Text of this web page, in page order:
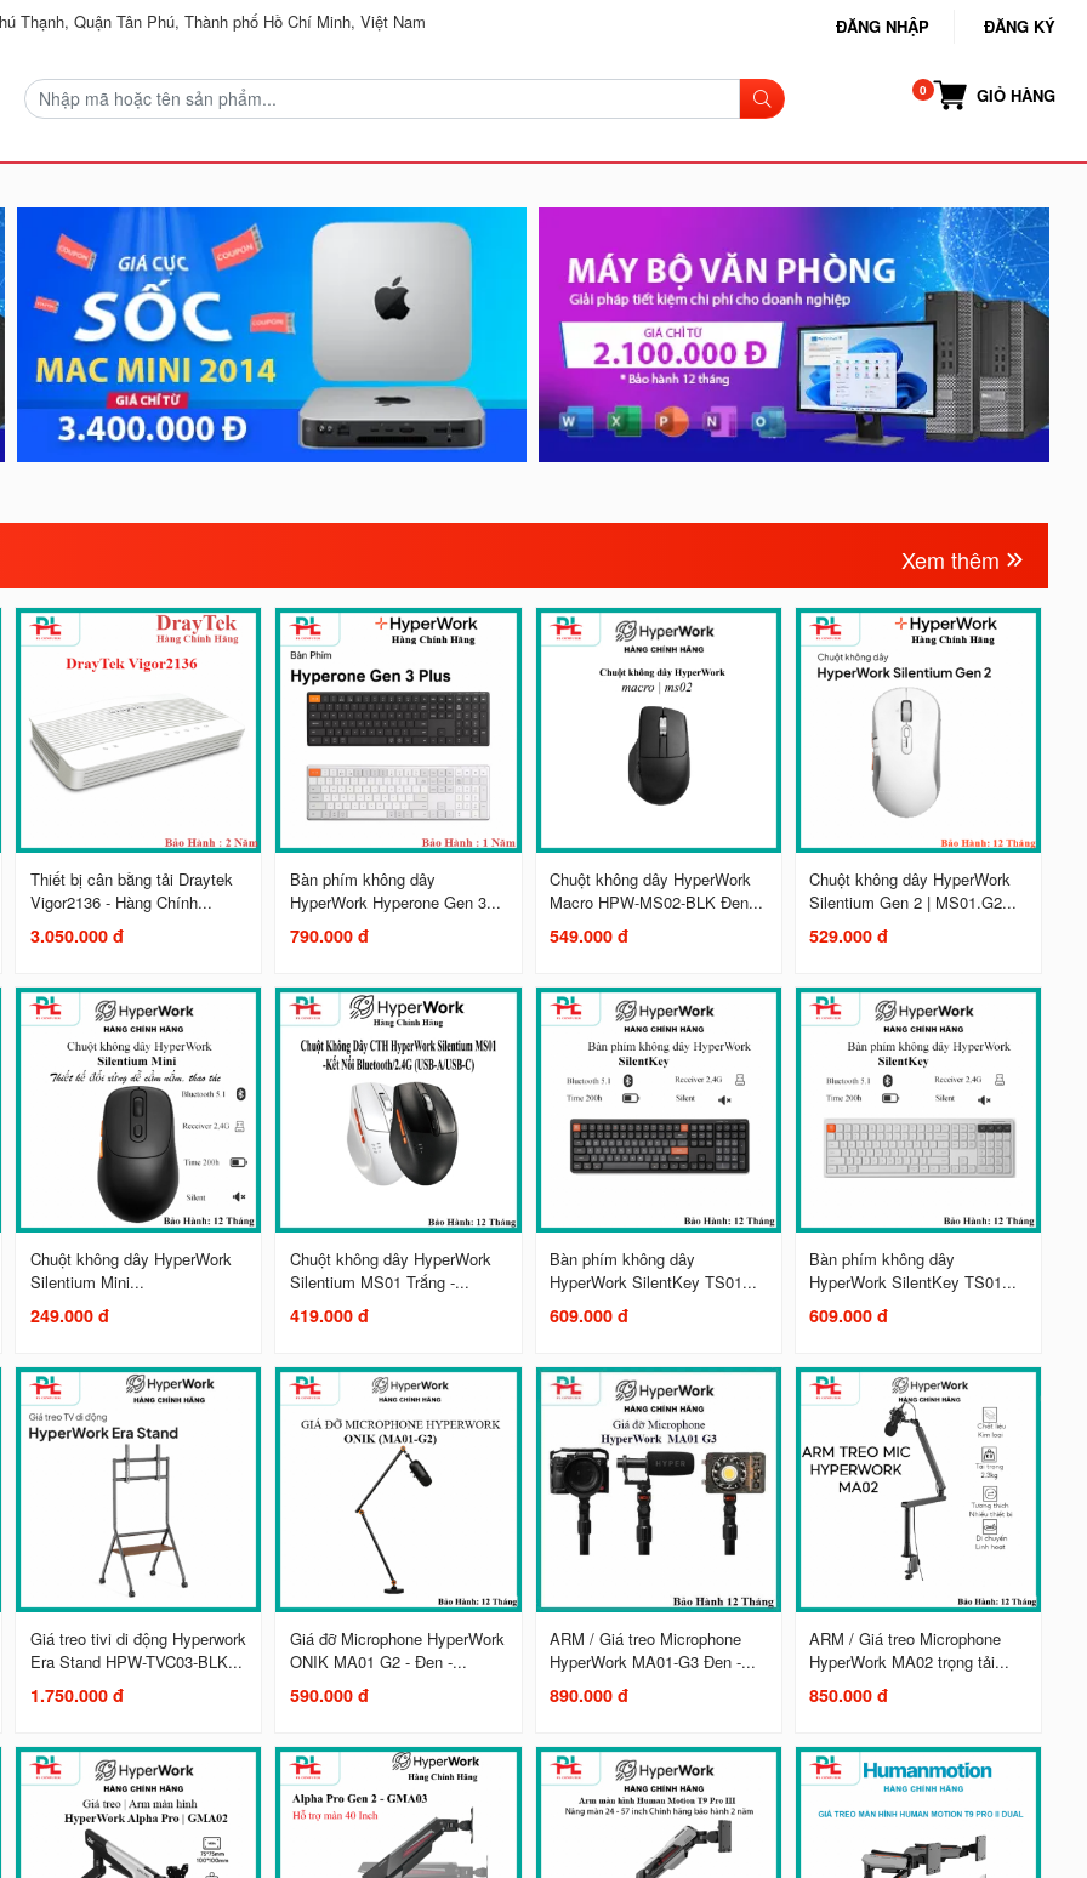
Thạnh, Quận Tân Phú, Thành phố Hồ Chí Minh, Việt Nam ĐĂNG NHẬP ĐĂNG KÝ
GIỎ HÀNG
Xem thêm
Thiết bị cân bằng tải Draytek
Vigor2136 - Hàng Chính...
3.050.000 đ
Bàn phím không dây
HyperWork Hyperone Gen 3...
790.000 đ
Chuột không dây HyperWork
Macro HPW-MS02-BLK Đen...
549.000 đ
Chuột không dây HyperWork
Silentium Gen 2 | MS01.G2...
529.000 đ
Chuột không dây HyperWork
Silentium Mini...
249.000 đ
Chuột không dây HyperWork
Silentium MS01 Trắng -...
419.000 đ
Bàn phím không dây
HyperWork SilentKey TS01...
609.000 đ
Bàn phím không dây
HyperWork SilentKey TS01...
609.000 đ
Giá treo tivi di động Hyperwork
Era Stand HPW-TVC03-BLK...
1.750.000 đ
Giá đỡ Microphone HyperWork
ONIK MA01 G2 - Đen -...
590.000 đ
ARM / Giá treo Microphone
HyperWork MA01-G3 Đen -...
890.000 đ
ARM / Giá treo Microphone
HyperWork MA02 trọng tải...
850.000 đ